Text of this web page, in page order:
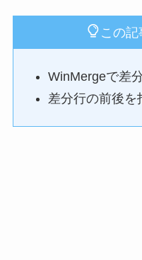
この記
WinMergeで差
差分行の前後を